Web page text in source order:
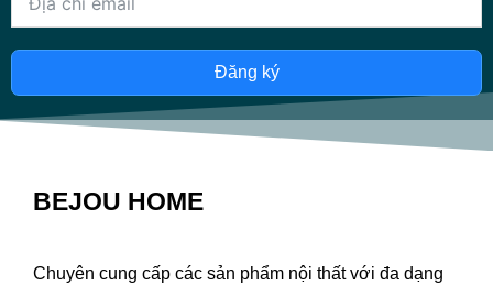
Đăng ký
BEJOU HOME
Chuyên cung cấp các sản phẩm nội thất với đa dạng